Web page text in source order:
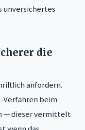
unversichertes
die
anfordern.
Verfahren beim
— dieser vermittelt